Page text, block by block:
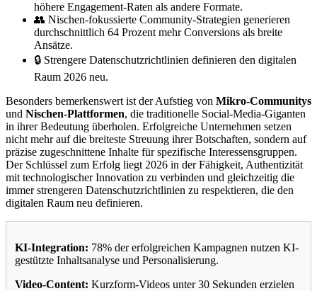
höhere Engagement-Raten als andere Formate.
👥 Nischen-fokussierte Community-Strategien generieren
durchschnittlich 64 Prozent mehr Conversions als breite
Ansätze.
🔒 Strengere Datenschutzrichtlinien definieren den digitalen
Raum 2026 neu.
Besonders bemerkenswert ist der Aufstieg von Mikro-Communitys
und Nischen-Plattformen, die traditionelle Social-Media-Giganten
in ihrer Bedeutung überholen. Erfolgreiche Unternehmen setzen
nicht mehr auf die breiteste Streuung ihrer Botschaften, sondern auf
präzise zugeschnittene Inhalte für spezifische Interessensgruppen.
Der Schlüssel zum Erfolg liegt 2026 in der Fähigkeit, Authentizität
mit technologischer Innovation zu verbinden und gleichzeitig die
immer strengeren Datenschutzrichtlinien zu respektieren, die den
digitalen Raum neu definieren.
KI-Integration: 78% der erfolgreichen Kampagnen nutzen KI-
gestützte Inhaltsanalyse und Personalisierung.
Video-Content: Kurzform-Videos unter 30 Sekunden erzielen